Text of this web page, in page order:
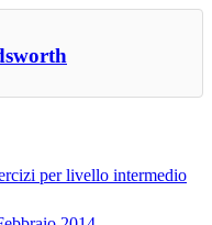
per livello intermedio